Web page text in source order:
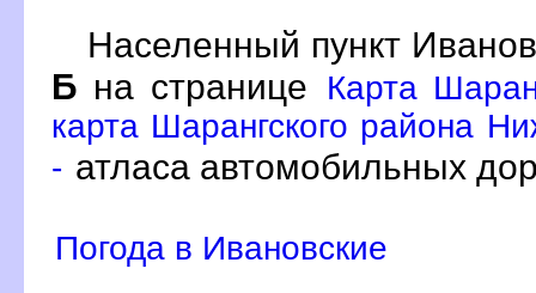
Населенный пункт
Б на странице
Карта
карта Шарангского района
- атласа автомобильных
Погода в Ивановские